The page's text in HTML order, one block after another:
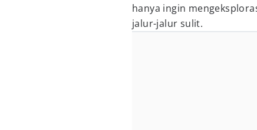
hanya ingin
jalur-jalur sulit.